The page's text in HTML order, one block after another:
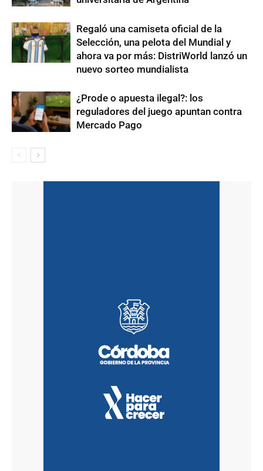
Regaló una camiseta oficial de la
Selección, una pelota del Mundial y
ahora va por más: DistriWorld lanzó un
nuevo sorteo mundialista
¿Prode o apuesta ilegal?: los
reguladores del juego apuntan contra
Mercado Pago